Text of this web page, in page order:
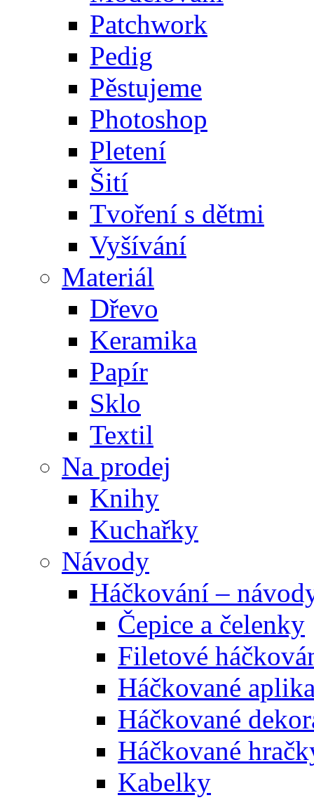
Patchwork
Pedig
Pěstujeme
Photoshop
Pletení
Šití
Tvoření s dětmi
Vyšívání
Materiál
Dřevo
Keramika
Papír
Sklo
Textil
Na prodej
Knihy
Kuchařky
Návody
Háčkování –
Čepice a čelenky
Filetové
Háčkované
Háčkované
Háčkované
Kabelky